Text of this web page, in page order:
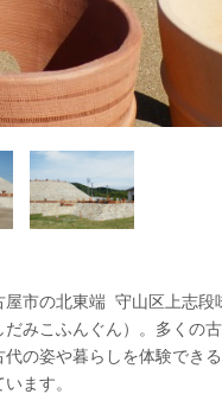
屋市の北東端 守山区上志段
だみこふんぐん）。多くの
代の姿や暮らしを体験でき
ます。